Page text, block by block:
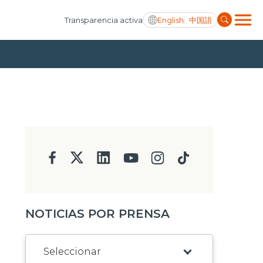
Transparencia activa English 中国語
NOTICIAS POR PRENSA